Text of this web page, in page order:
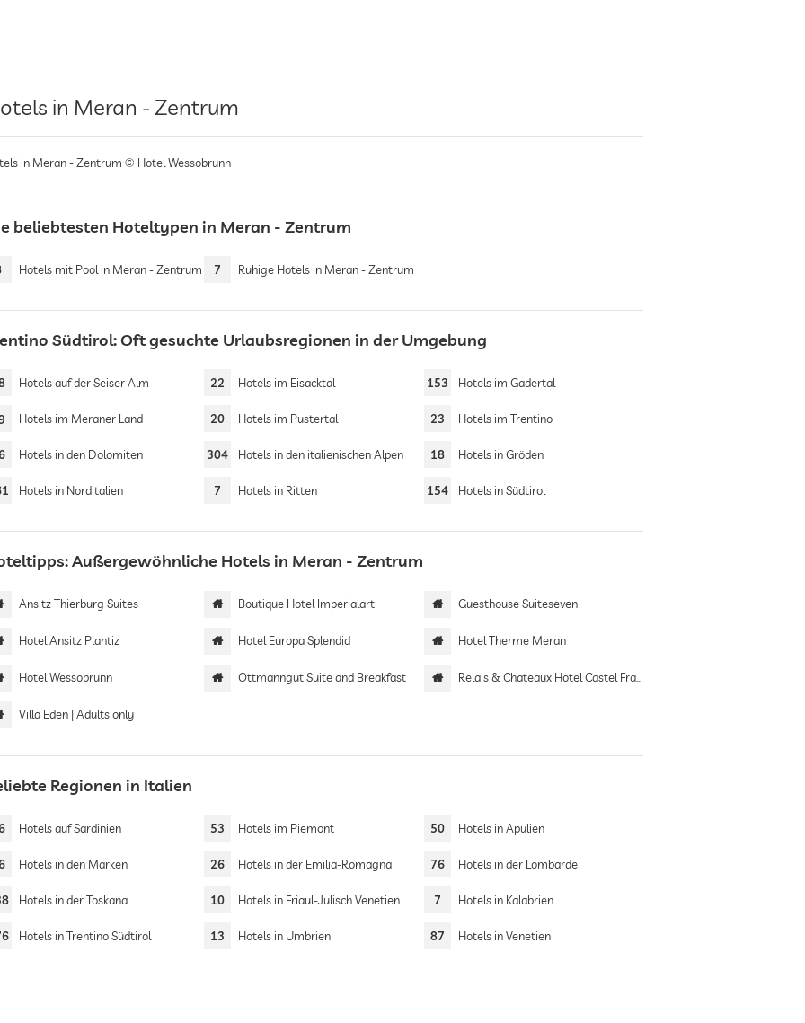
in Meran - Zentrum
in Meran - Zentrum © Hotel Wessobrunn
beliebtesten Hoteltypen in Meran - Zentrum
Hotels mit Pool in Meran - Zentrum 7 Ruhige Hotels in Meran - Zentrum
Südtirol: Oft gesuchte Urlaubsregionen in der Umgebung
Hotels auf der Seiser Alm 22 Hotels im Eisacktal 153 Hotels im Gadertal
Hotels im Meraner Land 20 Hotels im Pustertal 23 Hotels im Trentino
Hotels in den Dolomiten 304 Hotels in den italienischen Alpen 18 Hotels in Gröden
Hotels in Norditalien 7 Hotels in Ritten 154 Hotels in Südtirol
Außergewöhnliche Hotels in Meran - Zentrum
Ansitz Thierburg Suites Boutique Hotel Imperialart Guesthouse Suiteseven
Hotel Ansitz Plantiz Hotel Europa Splendid Hotel Therme Meran
Hotel Wessobrunn Ottmanngut Suite and Breakfast Relais & Chateaux Hotel Castel Fragsburg
Villa Eden | Adults only
Regionen in Italien
Hotels auf Sardinien 53 Hotels im Piemont 50 Hotels in Apulien
Hotels in den Marken 26 Hotels in der Emilia-Romagna 76 Hotels in der Lombardei
Hotels in der Toskana 10 Hotels in Friaul-Julisch Venetien 7 Hotels in Kalabrien
Hotels in Trentino Südtirol 13 Hotels in Umbrien 87 Hotels in Venetien